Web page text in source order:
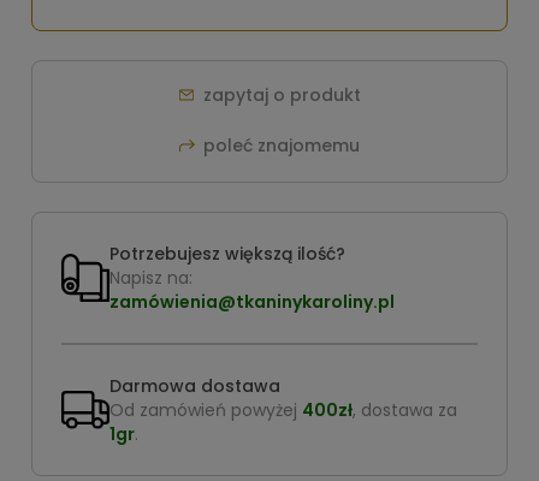
zapytaj o produkt
poleć znajomemu
Potrzebujesz większą ilość?
Napisz na:
zamówienia@tkaninykaroliny.pl
Darmowa dostawa
Od zamówień powyżej 400zł, dostawa za
1gr.